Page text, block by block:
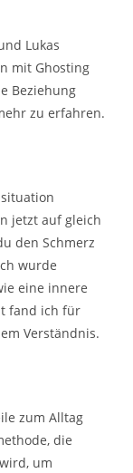
Lukas
mit Ghosting
Beziehung
zu erfahren.
jetzt auf gleich
den Schmerz
wurde
eine innere
fand ich für
Verständnis.
zum Alltag
die
um